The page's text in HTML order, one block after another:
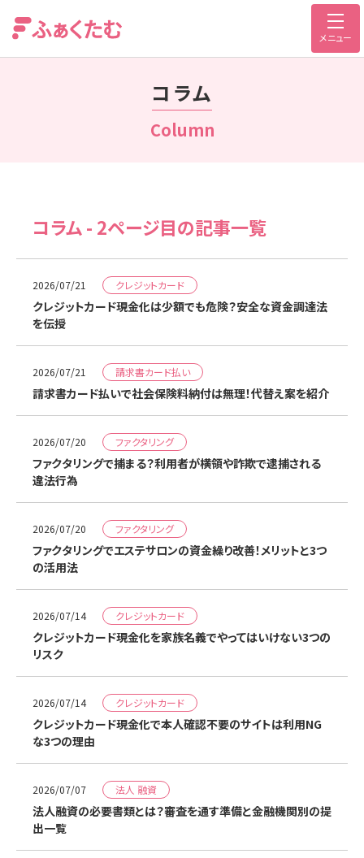
メニュー
コラム
Column
コラム - 2ページ目の記事一覧
2026/07/21 クレジットカード
クレジットカード現金化は少額でも危険？安全な資金調達法
を伝授
2026/07/21 請求書カード払い
請求書カード払いで社会保険料納付は無理！代替え案を紹介
2026/07/20 ファクタリング
ファクタリングで捕まる？利用者が横領や詐欺で逮捕される
違法行為
2026/07/20 ファクタリング
ファクタリングでエステサロンの資金繰り改善！メリットと3つ
の活用法
2026/07/14 クレジットカード
クレジットカード現金化を家族名義でやってはいけない3つの
リスク
2026/07/14 クレジットカード
クレジットカード現金化で本人確認不要のサイトは利用NG
な3つの理由
2026/07/07 法人 融資
法人融資の必要書類とは？審査を通す準備と金融機関別の提
出一覧